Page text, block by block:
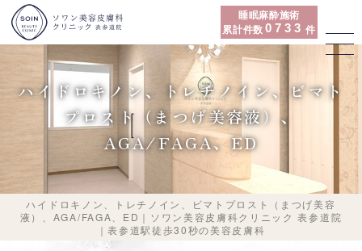
睡眠麻酔施術
累計件数
件
ハイドロキノン、トレチノイン、ビマト
プロスト（まつげ美容液）、
AGA/FAGA、ED
ハイドロキノン、トレチノイン、ビマトプロスト（まつげ美容
液）、AGA/FAGA、ED｜ソワン美容皮膚科クリニック 表参道院
｜表参道駅徒歩30秒の美容皮膚科